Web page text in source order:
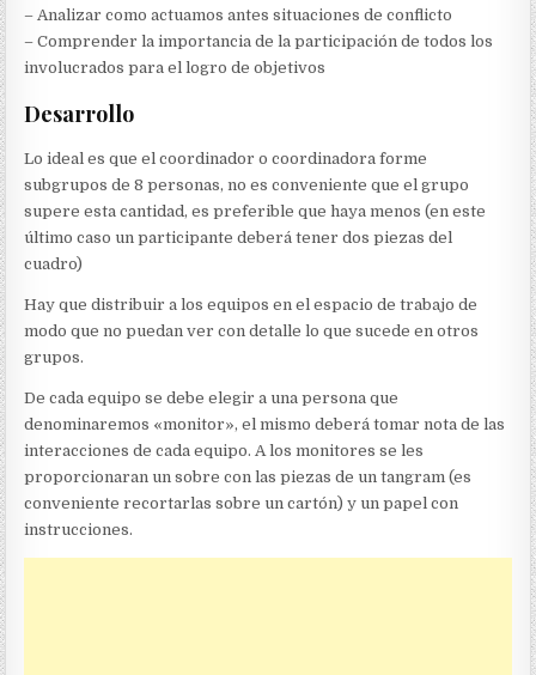
– Analizar como actuamos antes situaciones de conflicto
– Comprender la importancia de la participación de todos los
involucrados para el logro de objetivos
Desarrollo
Lo ideal es que el coordinador o coordinadora forme
subgrupos de 8 personas, no es conveniente que el grupo
supere esta cantidad, es preferible que haya menos (en este
último caso un participante deberá tener dos piezas del
cuadro)
Hay que distribuir a los equipos en el espacio de trabajo de
modo que no puedan ver con detalle lo que sucede en otros
grupos.
De cada equipo se debe elegir a una persona que
denominaremos «monitor», el mismo deberá tomar nota de las
interacciones de cada equipo. A los monitores se les
proporcionaran un sobre con las piezas de un tangram (es
conveniente recortarlas sobre un cartón) y un papel con
instrucciones.